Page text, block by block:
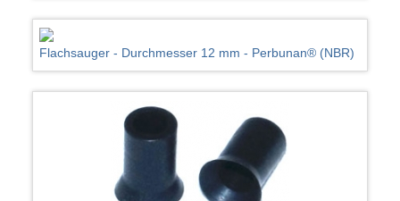
Flachsauger - Durchmesser 12 mm - Perbunan® (NBR)